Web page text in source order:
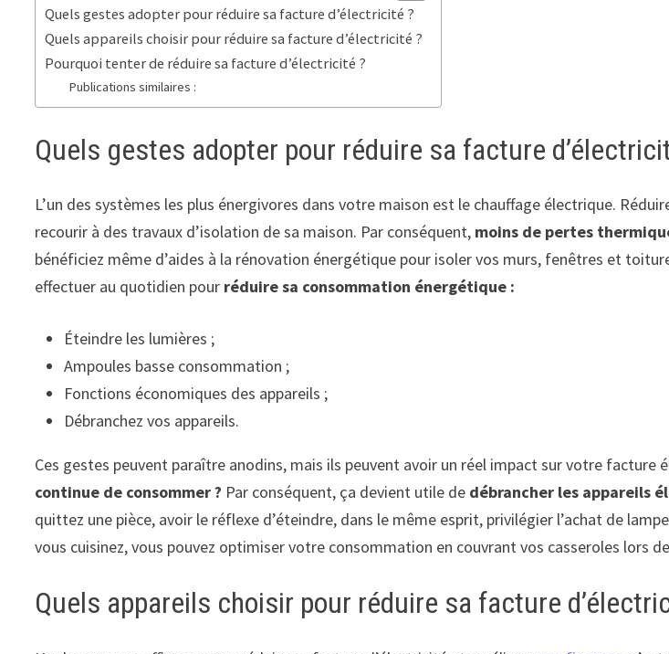
Quels gestes adopter pour réduire sa facture d’électricité ?
Quels appareils choisir pour réduire sa facture d’électricité ?
Pourquoi tenter de réduire sa facture d’électricité ?
Publications similaires :
Quels gestes adopter pour réduire sa facture
L’un des systèmes les plus énergivores dans votre maison est le chauffage électrique.
recourir à des travaux d’isolation de sa maison. Par conséquent, moins de pertes
bénéficiez même d’aides à la rénovation énergétique pour isoler vos murs, fenêtres et
effectuer au quotidien pour réduire sa consommation énergétique :
Éteindre les lumières ;
Ampoules basse consommation ;
Fonctions économiques des appareils ;
Débranchez vos appareils.
Ces gestes peuvent paraître anodins, mais ils peuvent avoir un réel impact sur votre facture
continue de consommer ? Par conséquent, ça devient utile de débrancher les appareils
quittez une pièce, avoir le réflexe d’éteindre, dans le même esprit, privilégier l’achat de
vous cuisinez, vous pouvez optimiser votre consommation en couvrant vos casseroles lors
Quels appareils choisir pour réduire sa facture